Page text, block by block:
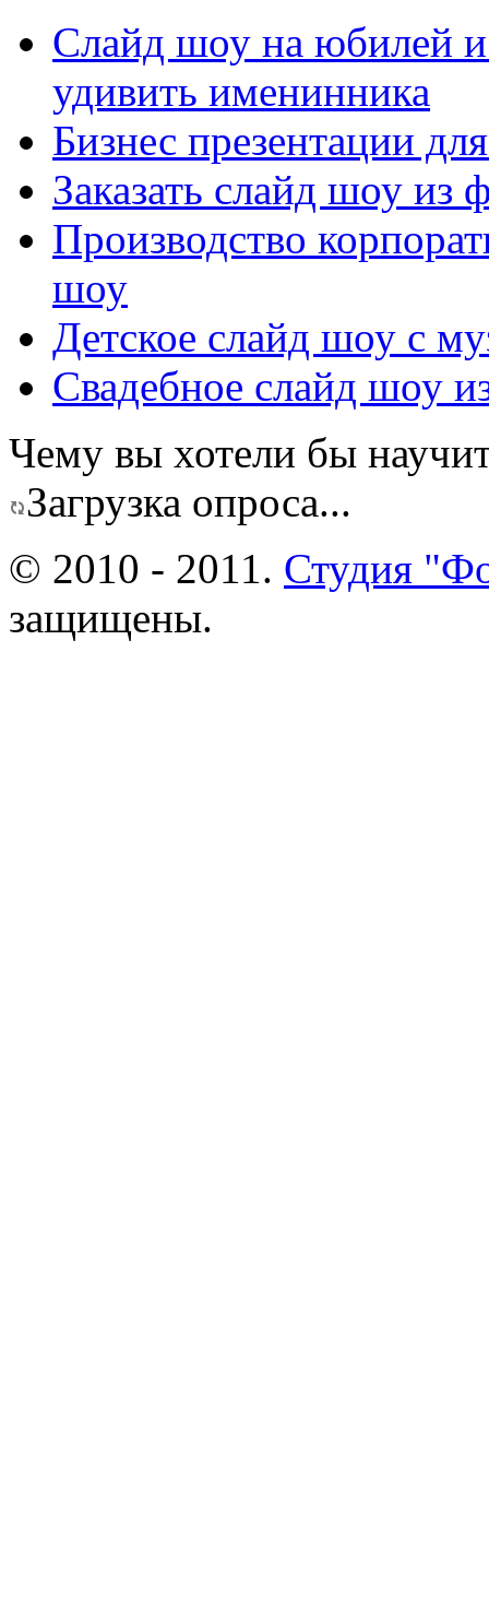
Слайд шоу на юбилей
удивить именинника
Бизнес презентации
Заказать слайд шоу
Производство
шоу
Детское слайд шоу с
Свадебное слайд шоу
Чему вы хотели бы
Загрузка опроса...
© 2010 - 2011. Студия
защищены.